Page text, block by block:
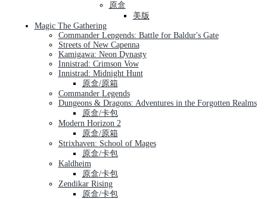
原盒
美版
Magic The Gathering
Commander Lengends: Battle for Baldur's Gate
Streets of New Capenna
Kamigawa: Neon Dynasty
Innistrad: Crimson Vow
Innistrad: Midnight Hunt
原盒/原箱
Commander Legends
Dungeons & Dragons: Adventures in the Forgotten Realms
原盒/卡包
Modern Horizon 2
原盒/原箱
Strixhaven: School of Mages
原盒/卡包
Kaldheim
原盒/卡包
Zendikar Rising
原盒/卡包